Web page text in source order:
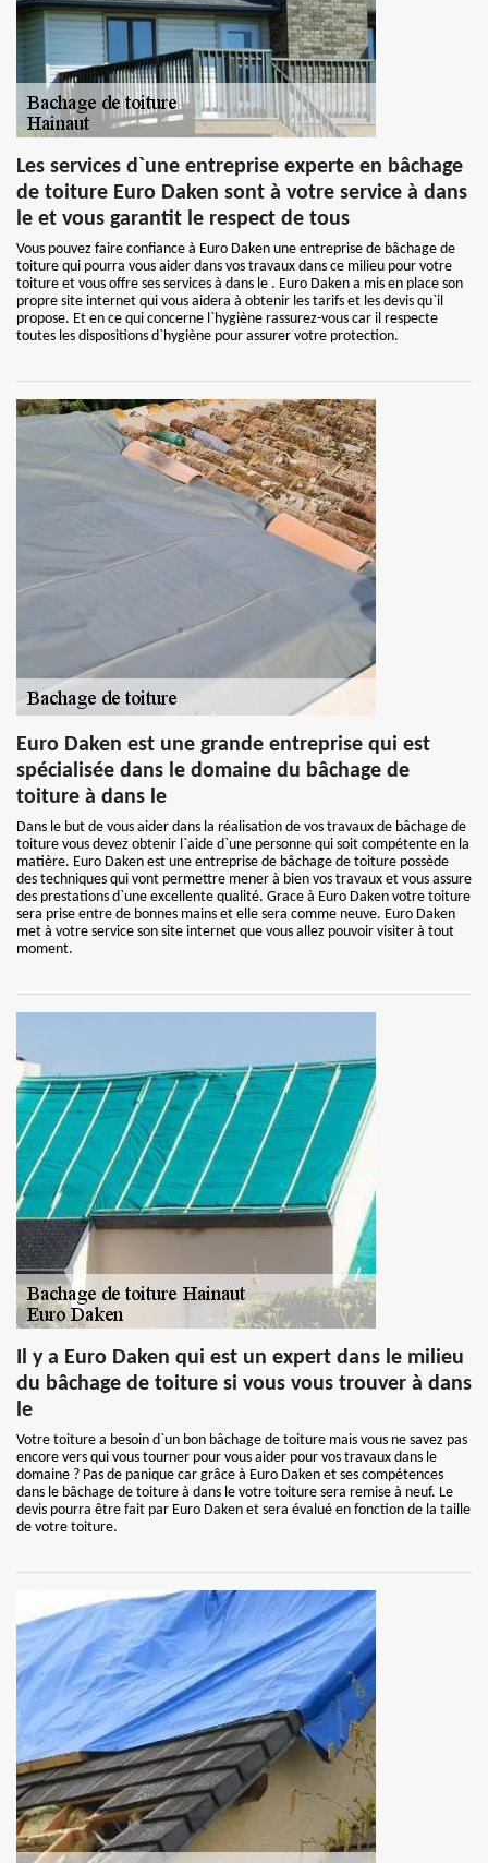
Les services d`une entreprise experte en bâchage
de toiture Euro Daken sont à votre service à dans
le et vous garantit le respect de tous
Vous pouvez faire confiance à Euro Daken une entreprise de bâchage de
toiture qui pourra vous aider dans vos travaux dans ce milieu pour votre
toiture et vous offre ses services à dans le . Euro Daken a mis en place son
propre site internet qui vous aidera à obtenir les tarifs et les devis qu`il
propose. Et en ce qui concerne l`hygiène rassurez-vous car il respecte
toutes les dispositions d`hygiène pour assurer votre protection.
Euro Daken est une grande entreprise qui est
spécialisée dans le domaine du bâchage de
toiture à dans le
Dans le but de vous aider dans la réalisation de vos travaux de bâchage de
toiture vous devez obtenir l`aide d`une personne qui soit compétente en la
matière. Euro Daken est une entreprise de bâchage de toiture possède
des techniques qui vont permettre mener à bien vos travaux et vous assure
des prestations d`une excellente qualité. Grace à Euro Daken votre toiture
sera prise entre de bonnes mains et elle sera comme neuve. Euro Daken
met à votre service son site internet que vous allez pouvoir visiter à tout
moment.
Il y a Euro Daken qui est un expert dans le milieu
du bâchage de toiture si vous vous trouver à dans
le
Votre toiture a besoin d`un bon bâchage de toiture mais vous ne savez pas
encore vers qui vous tourner pour vous aider pour vos travaux dans le
domaine ? Pas de panique car grâce à Euro Daken et ses compétences
dans le bâchage de toiture à dans le votre toiture sera remise à neuf. Le
devis pourra être fait par Euro Daken et sera évalué en fonction de la taille
de votre toiture.